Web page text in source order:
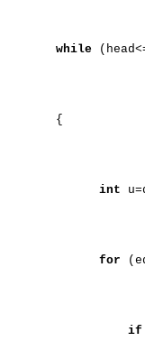
while
{
int
for
if